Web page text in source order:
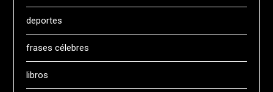
deportes
frases célebres
libros